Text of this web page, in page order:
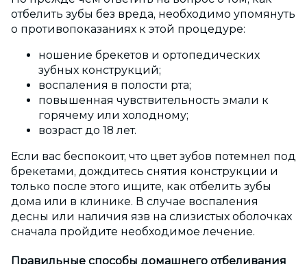
отбелить зубы без вреда, необходимо упомянуть
о противопоказаниях к этой процедуре:
ношение брекетов и ортопедических
зубных конструкций;
воспаления в полости рта;
повышенная чувствительность эмали к
горячему или холодному;
возраст до 18 лет.
Если вас беспокоит, что цвет зубов потемнел под
брекетами, дождитесь снятия конструкции и
только после этого ищите, как отбелить зубы
дома или в клинике. В случае воспаления
десны или наличия язв на слизистых оболочках
сначала пройдите необходимое лечение.
Правильные способы домашнего отбеливания